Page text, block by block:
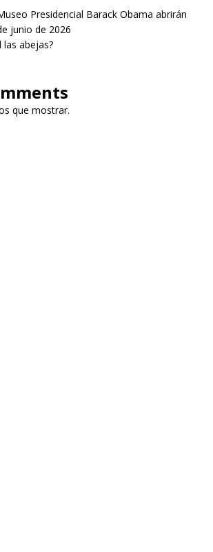
Presidencial Barack Obama abrirán
junio de 2026
las abejas?
que mostrar.